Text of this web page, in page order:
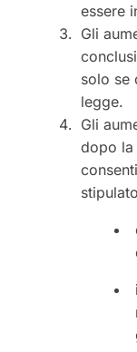
essere
Gli
solo se
legge.
Gli
dopo la